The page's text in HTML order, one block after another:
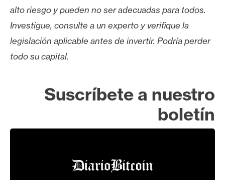
alto riesgo y pueden no ser adecuadas para todos.
Investigue, consulte a un experto y verifique la
legislación aplicable antes de invertir. Podría perder
todo su capital.
Suscríbete a nuestro
boletín